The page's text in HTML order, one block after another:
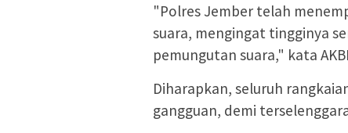
"Polres Jember telah
suara, mengingat tingginya
pemungutan suara," kata
Diharapkan, seluruh
gangguan, demi